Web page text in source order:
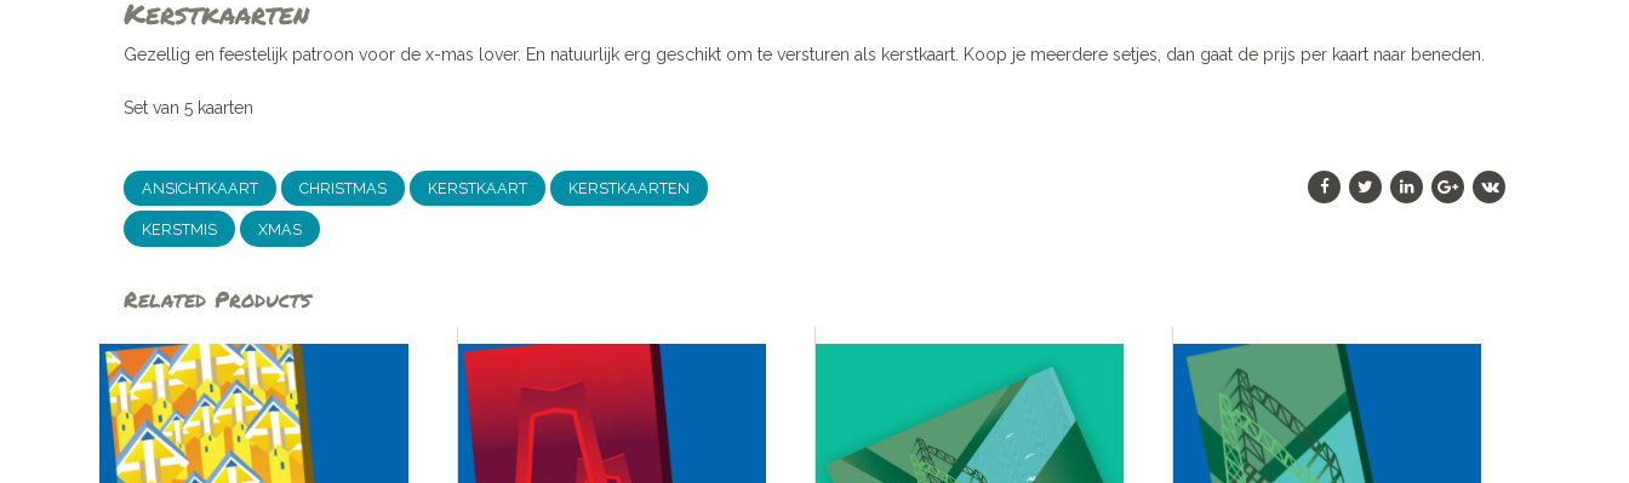
Kerstkaarten
Gezellig en feestelijk patroon voor de x-mas lover. En natuurlijk erg geschikt om te versturen als kerstkaart. Koop je meerdere setjes, dan gaat de prijs per kaart naar beneden.
Set van 5 kaarten
ANSICHTKAART CHRISTMAS KERSTKAART KERSTKAARTEN
KERSTMIS XMAS
Related Products